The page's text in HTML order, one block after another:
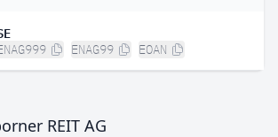
ENAG99 EOAN
REIT AG